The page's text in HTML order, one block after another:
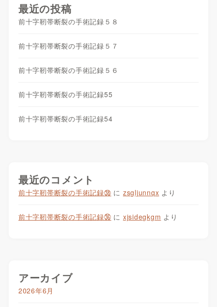
最近の投稿
前十字靭帯断裂の手術記録５８
前十字靭帯断裂の手術記録５７
前十字靭帯断裂の手術記録５６
前十字靭帯断裂の手術記録55
前十字靭帯断裂の手術記録54
最近のコメント
前十字靭帯断裂の手術記録㊳ に zsgljunnqx より
前十字靭帯断裂の手術記録㊱ に xjsidegkgm より
アーカイブ
2026年6月